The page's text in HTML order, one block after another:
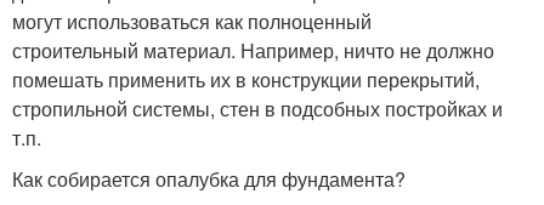
могут использоваться как полноценный
строительный материал. Например, ничто не должно
помешать применить их в конструкции перекрытий,
стропильной системы, стен в подсобных постройках и
т.п.
Как собирается опалубка для фундамента?